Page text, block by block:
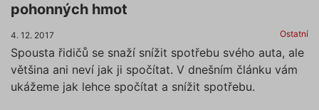
pohonných hmot
4. 12. 2017 Ostatní
Spousta řidičů se snaží snížit spotřebu svého auta, ale
většina ani neví jak ji spočítat. V dnešním článku vám
ukážeme jak lehce spočítat a snížit spotřebu.